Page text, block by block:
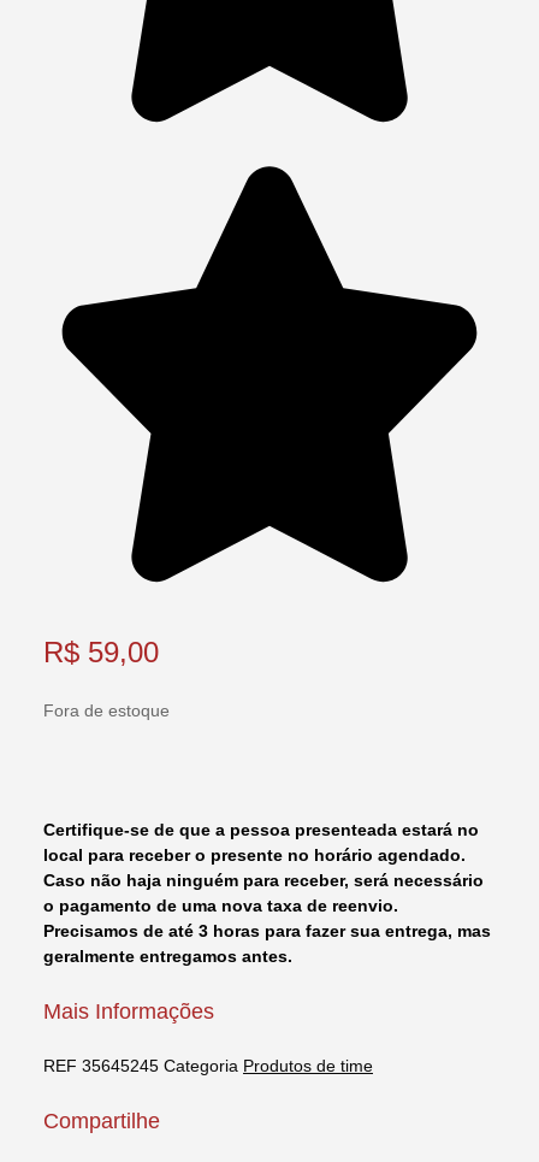
R$ 59,00
Fora de estoque
Certifique-se de que a pessoa presenteada estará no
local para receber o presente no horário agendado.
Caso não haja ninguém para receber, será necessário
o pagamento de uma nova taxa de reenvio.
Precisamos de até 3 horas para fazer sua entrega, mas
geralmente entregamos antes.
Mais Informações
REF 35645245 Categoria Produtos de time
Compartilhe